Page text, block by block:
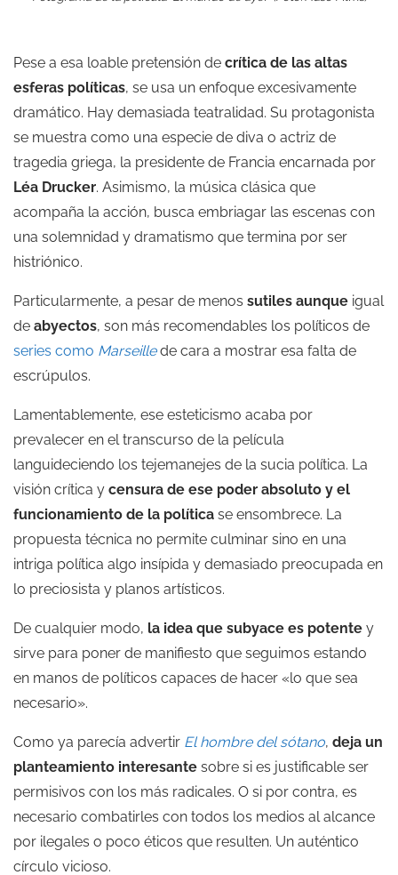
Pese a esa loable pretensión de crítica de las altas
esferas políticas, se usa un enfoque excesivamente
dramático. Hay demasiada teatralidad. Su protagonista
se muestra como una especie de diva o actriz de
tragedia griega, la presidente de Francia encarnada por
Léa Drucker. Asimismo, la música clásica que
acompaña la acción, busca embriagar las escenas con
una solemnidad y dramatismo que termina por ser
histriónico.
Particularmente, a pesar de menos sutiles aunque igual
de abyectos, son más recomendables los políticos de
series como Marseillede cara a mostrar esa falta de
escrúpulos.
Lamentablemente, ese esteticismo acaba por
prevalecer en el transcurso de la película
languideciendo los tejemanejes de la sucia política. La
visión crítica y censura de ese poder absoluto y el
funcionamiento de la política se ensombrece. La
propuesta técnica no permite culminar sino en una
intriga política algo insípida y demasiado preocupada en
lo preciosista y planos artísticos.
De cualquier modo, la idea que subyace es potente y
sirve para poner de manifiesto que seguimos estando
en manos de políticos capaces de hacer «lo que sea
necesario».
Como ya parecía advertir El hombre del sótano, deja un
planteamiento interesante sobre si es justificable ser
permisivos con los más radicales. O si por contra, es
necesario combatirles con todos los medios al alcance
por ilegales o poco éticos que resulten. Un auténtico
círculo vicioso.